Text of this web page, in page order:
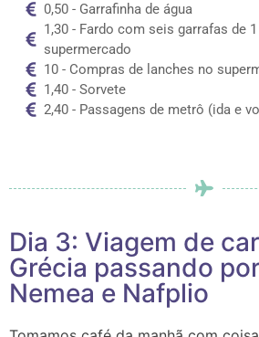
0,50 - Garrafinha de água
1,30 - Fardo com seis garrafas de
supermercado
10 - Compras de lanches no
1,40 - Sorvete
2,40 - Passagens de metrô (ida e
Dia 3: Viagem de
Grécia passando
Nemea e Nafplio